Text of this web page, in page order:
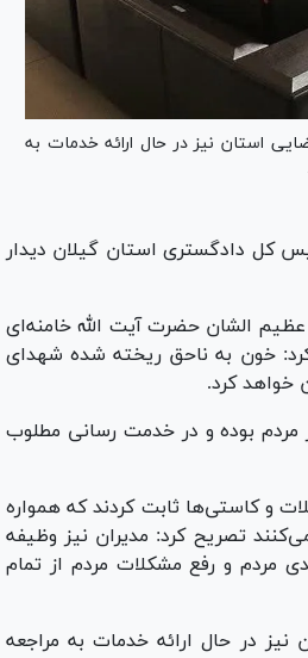
استان نیز در حال ارائه خدمات به
کل دادگستری استان گیلان دیدار
الشان حضرت آیت الله خامنه‌ای
کرد: خون به ناحق ریخته شده شهدای
خواهد کرد.
مردم بوده و در خدمت رسانی مطلوب
و کاستی‌ها ثابت کردند که همواره
تصریح کرد: مدیران نیز وظیفه
مردم و رفع مشکلات مردم از تمام
نیز در حال ارائه خدمات به مراجعه